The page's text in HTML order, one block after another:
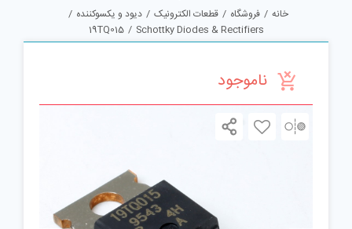
خانه / فروشگاه / قطعات الکترونیک / دیود و یکسوکننده /
Schottky Diodes & Rectifiers
/
19TQ015
ناموجود